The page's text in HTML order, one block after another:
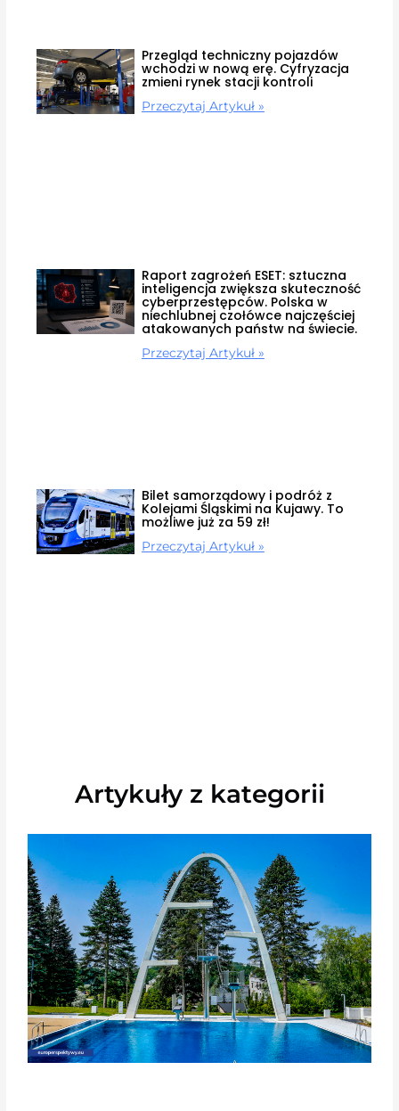
Przegląd techniczny pojazdów
wchodzi w nową erę. Cyfryzacja
zmieni rynek stacji kontroli
Przeczytaj Artykuł »
Raport zagrożeń ESET: sztuczna
inteligencja zwiększa skuteczność
cyberprzestępców. Polska w
niechlubnej czołówce najczęściej
atakowanych państw na świecie.
Przeczytaj Artykuł »
Bilet samorządowy i podróż z
Kolejami Śląskimi na Kujawy. To
możliwe już za 59 zł!
Przeczytaj Artykuł »
Artykuły z kategorii